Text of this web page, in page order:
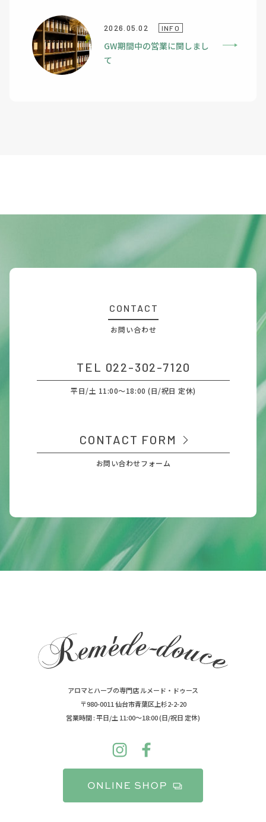
2026.05.02 INFO
GW期間中の営業に関しまし
て
CONTACT
お問い合わせ
TEL 022-302-7120
平日/土 11:00～18:00 (日/祝日 定休)
CONTACT FORM
お問い合わせフォーム
アロマとハーブの専門店 ルメード・ドゥース
〒980-0011 仙台市青葉区上杉2-2-20
営業時間 : 平日/土 11:00～18:00 (日/祝日 定休)